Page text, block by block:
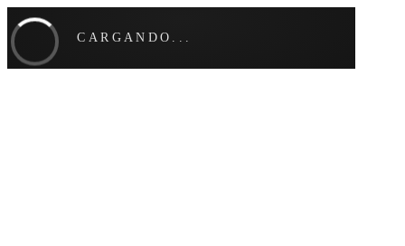
CARGANDO...